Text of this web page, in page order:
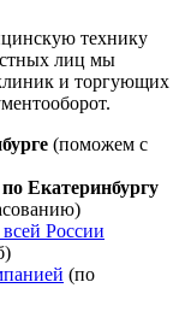
технику
лиц мы
и торгующих
(поможем с
Екатеринбургу
России
(по